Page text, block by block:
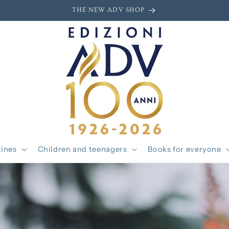
THE NEW ADV SHOP
Children and teenagers Books for everyone